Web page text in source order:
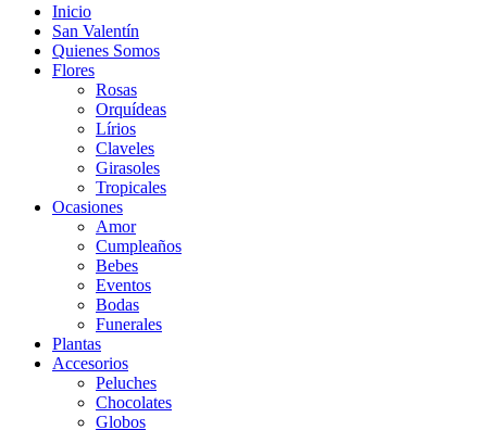
Inicio
San Valentín
Quienes Somos
Flores
Rosas
Orquídeas
Lírios
Claveles
Girasoles
Tropicales
Ocasiones
Amor
Cumpleaños
Bebes
Eventos
Bodas
Funerales
Plantas
Accesorios
Peluches
Chocolates
Globos